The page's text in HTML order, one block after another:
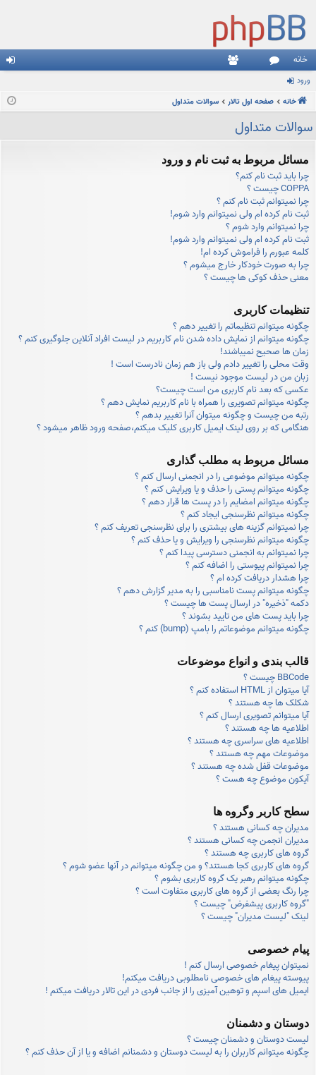
خانه
م
ن
ها
ضا
د
ورود
خانه
صفحه اول تالار سوالات متداول
سوالات متداول
مسائل مربوط به ثبت نام و ورود
چرا باید ثبت نام کنم؟
COPPA چیست ؟
چرا نمیتوانم ثبت نام کنم ؟
ثبت نام کرده ام ولی نمیتوانم وارد شوم!
چرا نمیتوانم وارد شوم ؟
ثبت نام کرده ام ولی نمیتوانم وارد شوم!
کلمه عبورم را فراموش کرده ام!
چرا به صورت خودکار خارج میشوم ؟
معنی حذف کوکی ها چیست ؟
تنظیمات کاربری
چگونه میتوانم تنظیماتم را تغییر دهم ؟
چگونه میتوانم از نمایش داده شدن نام کاربریم در لیست افراد آنلاین جلوگیری کنم ؟
زمان ها صحیح نمیباشند!
وقت محلی را تغییر دادم ولی باز هم زمان نادرست است !
زبان من در لیست موجود نیست !
عکسی که بعد نام کاربری من است چیست؟
چگونه میتوانم تصویری را همراه با نام کاربریم نمایش دهم ؟
رتبه من چیست و چگونه میتوان آنرا تغییر بدهم ؟
هنگامی که بر روی لینک ایمیل کاربری کلیک میکنم،صفحه ورود ظاهر میشود ؟
مسائل مربوط به مطلب گذاری
چگونه میتوانم موضوعی را در انجمنی ارسال کنم ؟
چگونه میتوانم پستی را حذف و یا ویرایش کنم ؟
چگونه میتوانم امضایم را در پست ها قرار دهم ؟
چگونه میتوانم نظرسنجی ایجاد کنم ؟
چرا نمیتوانم گزینه های بیشتری را برای نظرسنجی تعریف کنم ؟
چگونه میتوانم نظرسنجی را ویرایش و یا حذف کنم ؟
چرا نمیتوانم به انجمنی دسترسی پیدا کنم ؟
چرا نمیتوانم پیوستی را اضافه کنم ؟
چرا هشدار دریافت کرده ام ؟
چگونه میتوانم پست نامناسبی را به مدیر گزارش دهم ؟
دکمه "ذخیره" در ارسال پست ها چیست ؟
چرا باید پست های من تایید بشوند ؟
چگونه میتوانم موضوعاتم را بامپ (bump) کنم ؟
قالب بندی و انواع موضوعات
BBCode چیست ؟
آیا میتوان از HTML استفاده کنم ؟
شکلک ها چه هستند ؟
آیا میتوانم تصویری ارسال کنم ؟
اطلاعیه ها چه هستند ؟
اطلاعیه های سراسری چه هستند ؟
موضوعات مهم چه هستند ؟
موضوعات قفل شده چه هستند ؟
آیکون موضوع چه هست ؟
سطح کاربر وگروه ها
مدیران چه کسانی هستند ؟
مدیران انجمن چه کسانی هستند ؟
گروه های کاربری چه هستند ؟
گروه های کاربری کجا هستند؟ و من چگونه میتوانم در آنها عضو شوم ؟
چگونه میتوانم رهبر یک گروه کاربری بشوم ؟
چرا رنگ بعضی از گروه های کاربری متفاوت است ؟
"گروه کاربری پیشفرض" چیست ؟
لینک "لیست مدیران" چیست ؟
پیام خصوصی
نمیتوان پیغام خصوصی ارسال کنم !
پیوسته پیغام های خصوصی نامطلوبی دریافت میکنم!
ایمیل های اسپم و توهین آمیزی را از جانب فردی در این تالار دریافت میکنم !
دوستان و دشمنان
لیست دوستان و دشمنان چیست ؟
چگونه میتوانم کاربران را به لیست دوستان و دشمنانم اضافه و یا از آن حذف کنم ؟